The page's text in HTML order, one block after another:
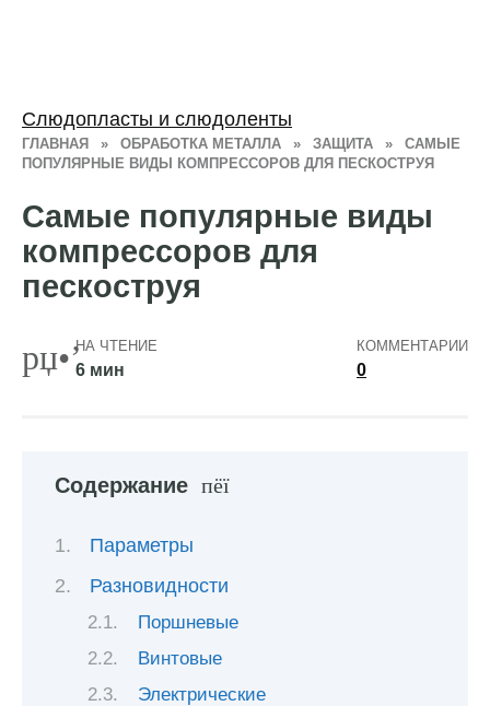
ГЛАВНАЯ » ОБРАБОТКА МЕТАЛЛА » ЗАЩИТА »
САМЫЕ
ПОПУЛЯРНЫЕ ВИДЫ КОМПРЕССОРОВ ДЛЯ ПЕСКОСТРУЯ
Самые популярные виды
компрессоров для
пескоструя
НА ЧТЕНИЕ
6 мин
КОММЕНТАРИИ
0
Содержание
Параметры
Разновидности
Поршневые
Винтовые
Электрические
Слюдопласты и слюдоленты